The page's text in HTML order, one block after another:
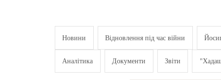
Новини Відновлення під час війни
Аналітика Документи Звіти